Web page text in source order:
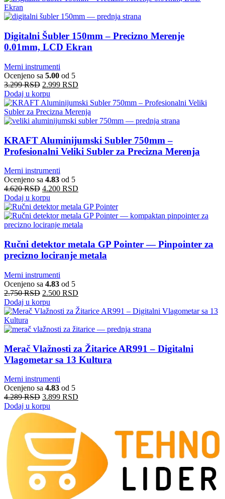
Digitalni Šubler 150mm – Precizno Merenje
0.01mm, LCD Ekran
Merni instrumenti
Ocenjeno sa 5.00 od 5
3.299RSD 2.999 RSD
Dodaj u korpu
KRAFT Aluminijumski Subler 750mm –
Profesionalni Veliki Subler za Precizna Merenja
Merni instrumenti
Ocenjeno sa 4.83 od 5
4.620RSD 4.200 RSD
Dodaj u korpu
Ručni detektor metala GP Pointer — Pinpointer za
precizno lociranje metala
Merni instrumenti
Ocenjeno sa 4.83 od 5
2.750RSD 2.500 RSD
Dodaj u korpu
Merač Vlažnosti za Žitarice AR991 – Digitalni
Vlagometar sa 13 Kultura
Merni instrumenti
Ocenjeno sa 4.83 od 5
4.289RSD 3.899 RSD
Dodaj u korpu